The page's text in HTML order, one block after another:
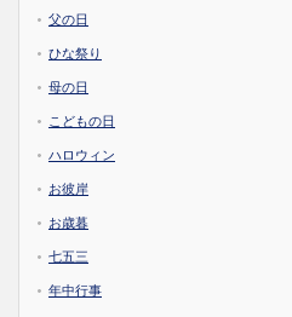
父の日
ひな祭り
母の日
こどもの日
ハロウィン
お彼岸
お歳暮
七五三
年中行事